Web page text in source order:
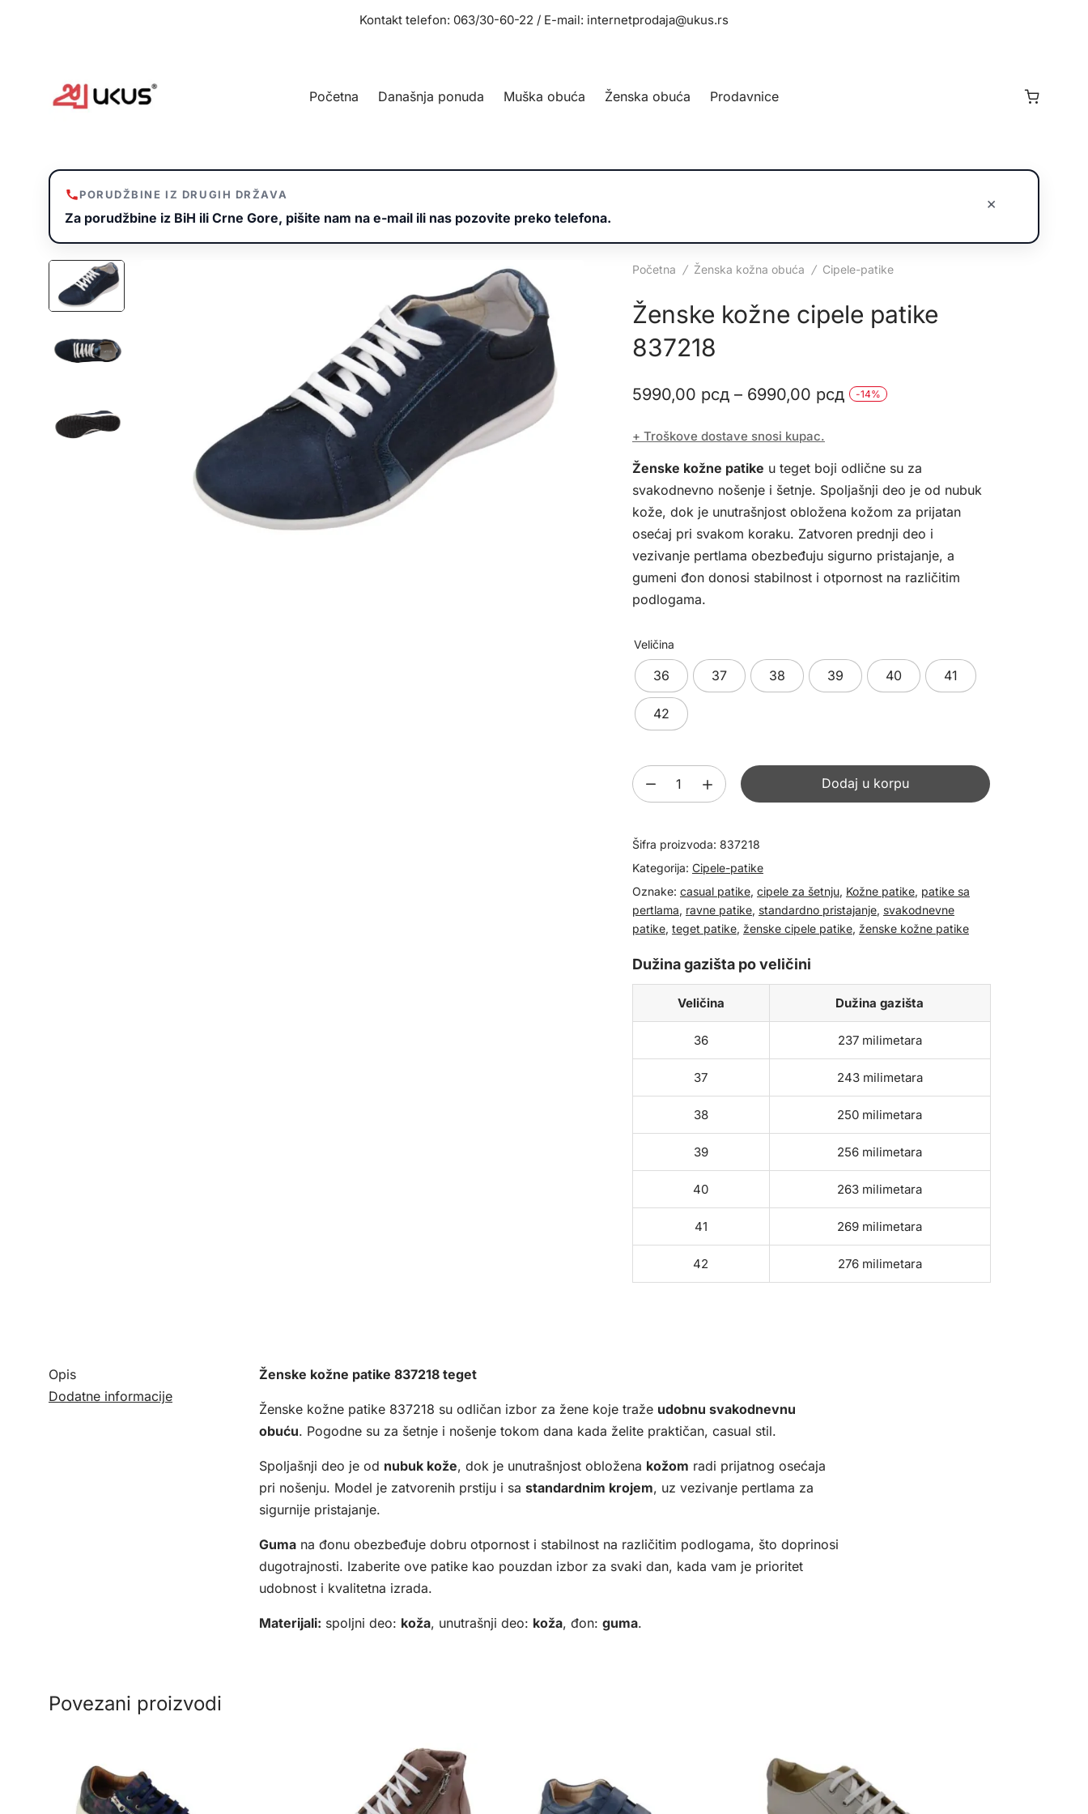
Kontakt telefon: 063/30-60-22 / E-mail: internetprodaja@ukus.rs
Početna Današnja ponuda Muška obuća Ženska obuća Prodavnice
×
PORUDŽBINE IZ DRUGIH DRŽAVA
Za porudžbine iz BiH ili Crne Gore, pišite nam na e-mail ili nas pozovite preko telefona.
Početna / Ženska kožna obuća / Cipele-patike
Ženske kožne cipele patike
837218
5990,00 рсд – 6990,00 рсдRaspon
5990,00 рсд
do
6990,00 рсд
-14%
+ Troškove dostave snosi kupac.
Ženske kožne patike u teget boji odlične su za
svakodnevno nošenje i šetnje. Spoljašnji deo je od nubuk
kože, dok je unutrašnjost obložena kožom za prijatan
osećaj pri svakom koraku. Zatvoren prednji deo i
vezivanje pertlama obezbeđuju sigurno pristajanje, a
gumeni đon donosi stabilnost i otpornost na različitim
podlogama.
Veličina
36 37 38 39 40 41
42
Ženske
kožne
patike
837218
količina
Dodaj u korpu
Šifra proizvoda: 837218
Kategorija: Cipele-patike
Oznake: casual patike, cipele za šetnju, Kožne patike, patike sa
pertlama, ravne patike, standardno pristajanje, svakodnevne
patike, teget patike, ženske cipele patike, ženske kožne patike
Dužina gazišta po veličini
Veličina Dužina gazišta
36 237 milimetara
37 243 milimetara
38 250 milimetara
39 256 milimetara
40 263 milimetara
41 269 milimetara
42 276 milimetara
Opis
Dodatne informacije
Ženske kožne patike 837218 teget
Ženske kožne patike 837218 su odličan izbor za žene koje traže udobnu svakodnevnu
obuću. Pogodne su za šetnje i nošenje tokom dana kada želite praktičan, casual stil.
Spoljašnji deo je od nubuk kože, dok je unutrašnjost obložena kožom radi prijatnog osećaja
pri nošenju. Model je zatvorenih prstiju i sa standardnim krojem, uz vezivanje pertlama za
sigurnije pristajanje.
Guma na đonu obezbeđuje dobru otpornost i stabilnost na različitim podlogama, što doprinosi
dugotrajnosti. Izaberite ove patike kao pouzdan izbor za svaki dan, kada vam je prioritet
udobnost i kvalitetna izrada.
Materijali: spoljni deo: koža, unutrašnji deo: koža, đon: guma.
Povezani proizvodi